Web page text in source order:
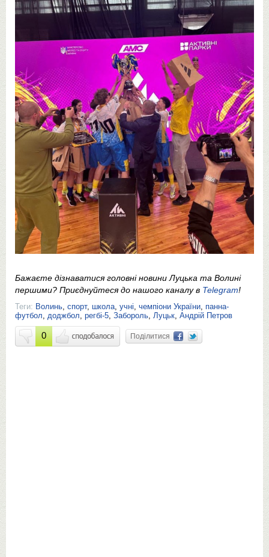
Бажаєте дізнаватися головні новини Луцька та Волині
першими? Приєднуйтеся до нашого каналу в Telegram!
Теги: Волинь, спорт, школа, учні, чемпіони України, панна-
футбол, доджбол, регбі-5, Забороль, Луцьк, Андрій Петров
0 Поділитися